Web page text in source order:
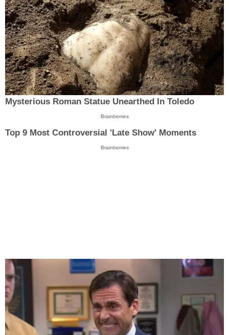
Mysterious Roman Statue Unearthed In Toledo
Brainberries
Top 9 Most Controversial 'Late Show' Moments
Brainberries